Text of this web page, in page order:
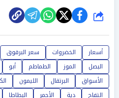
شارك
أسعار الخضروات سعر البرقوق
البصل
الموز الطماطم أبو
الأسواق
البرتقال الليمون
التفاح
دية الأحمر البطاطا